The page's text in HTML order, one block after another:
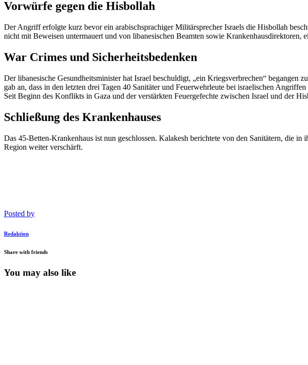
Vorwürfe gegen die Hisbollah
Der Angriff erfolgte kurz bevor ein arabischsprachiger Militärsprecher Israels die Hisbollah
nicht mit Beweisen untermauert und von libanesischen Beamten sowie Krankenhausdirektoren,
War Crimes und Sicherheitsbedenken
Der libanesische Gesundheitsminister hat Israel beschuldigt, „ein Kriegsverbrechen“
gab an, dass in den letzten drei Tagen 40 Sanitäter und Feuerwehrleute bei israelischen
Seit Beginn des Konflikts in Gaza und der verstärkten Feuergefechte zwischen Israel und der
Schließung des Krankenhauses
Das 45-Betten-Krankenhaus ist nun geschlossen. Kalakesh berichtete von den Sanitätern, die
Region weiter verschärft.
Posted by
Redaktion
Share with friends
You may also like